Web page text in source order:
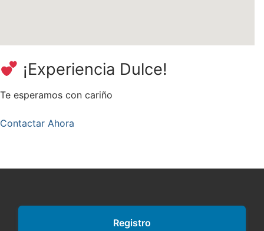
¡Experiencia Dulce!
Te esperamos con cariño
Contactar Ahora
Registro